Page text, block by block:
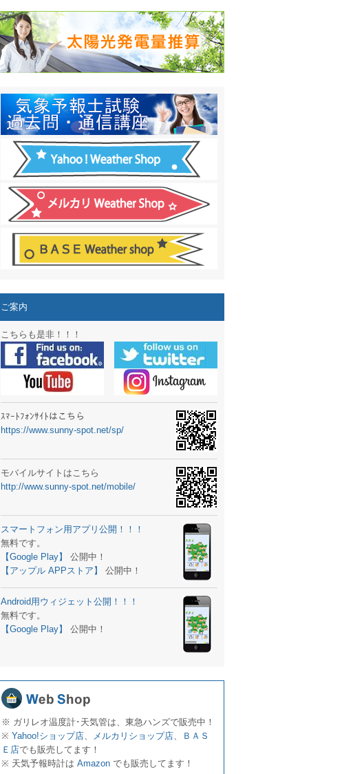
ｽﾏｰﾄﾌｫﾝ用のサイト作成！
結露 10日間予報オプション追加！
ガリレオ温度計&天気管新色登場！
HPリニューアル第２弾：本サイト Update!
HPリニューアル第１弾：英語ページOPEN
週間天気図&週間波浪図を10日に延長しました
太陽光発電量の推算はじめました
気象情報通知サービス「お天気見張り番」開始
週間波浪図追加しました。
予報士通信講座に解析ツール追加！！
専門天気図アーカイブ開始！！
スマートフォン アプリ バージョンアップ
ラジオメーターニュータイプ新登場！
スマートフォン ウィジェット公開
気象予報士スクールの御案内
弊社事務所を移転しました。
生物平年値 更新
予報士学習サイト OPEN！
専門天気図 追加
ラジオメーター輸入販売開始！
スマートフォン アプリ バージョンアップ
お天気パーツ 追加
ご案内
こちらも是非！！！
ｽﾏｰﾄﾌｫﾝｻｲﾄはこちら
https://www.sunny-spot.net/sp/
モバイルサイトはこちら
http://www.sunny-spot.net/mobile/
スマートフォン用アプリ公開！！！
無料です。
【Google Play】
公開中！
【アップル APPストア】
公開中！
Android用ウィジェット公開！！！
無料です。
【Google Play】
公開中！
※ ガリレオ温度計･天気管は、東急ハンズで販売中！
※ Yahoo!ショップ店、 メルカリショップ店、
ＢＡＳ
Ｅ店でも販売してます！
※ 天気予報時計は Amazon でも販売してます！